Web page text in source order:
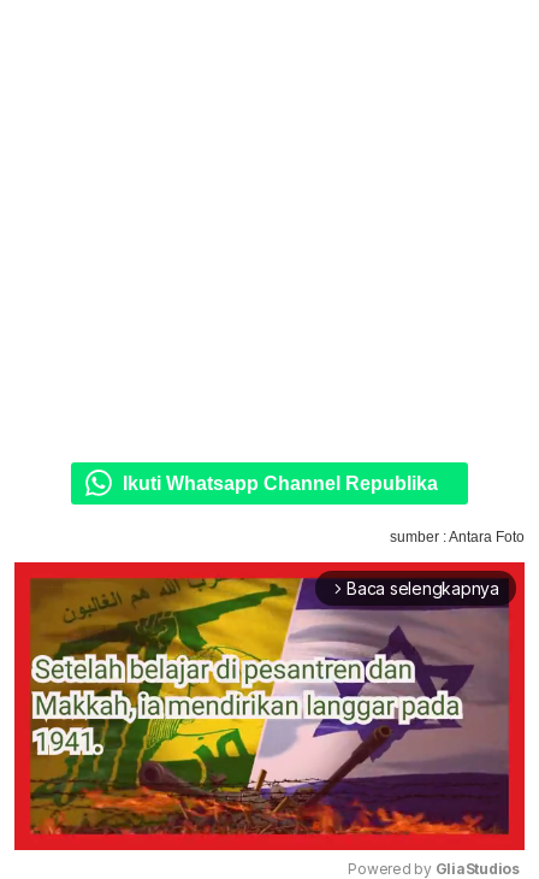
Ikuti Whatsapp Channel Republika
sumber : Antara Foto
arrow_forward_ios Baca selengkapnya
Powered by GliaStudios